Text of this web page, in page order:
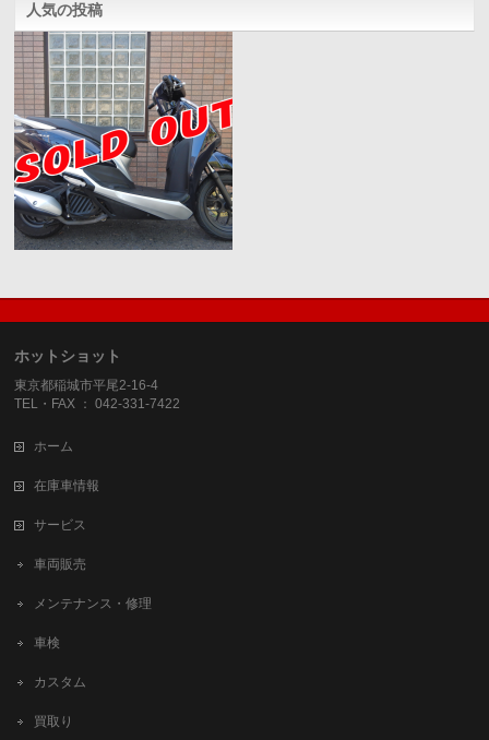
人気の投稿
ホットショット
東京都稲城市平尾2-16-4
TEL・FAX ： 042-331-7422
ホーム
在庫車情報
サービス
車両販売
メンテナンス・修理
車検
カスタム
買取り